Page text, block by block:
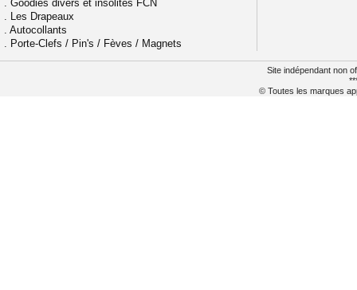
. Goodies divers et insolites FCN
. Les Drapeaux
. Autocollants
. Porte-Clefs / Pin's / Fèves / Magnets
Site indépendant non
© Toutes les marques